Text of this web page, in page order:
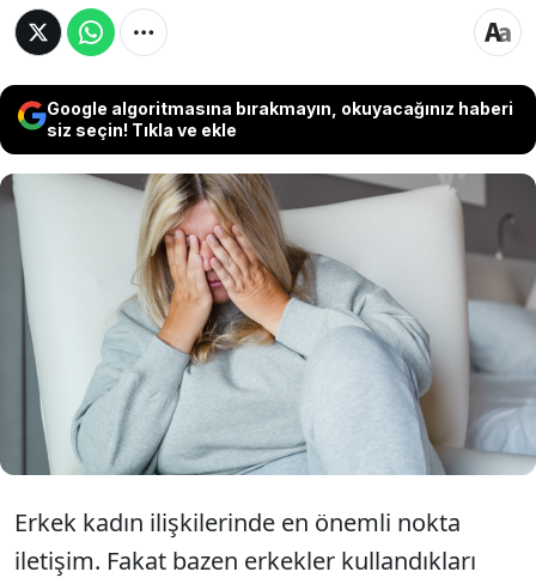
Google algoritmasına bırakmayın, okuyacağınız haberi
siz seçin! Tıkla ve ekle
Samimiyet ve empati bekleyen kadınlar bu 5
cümleyi kuran erkeklerden ışık hızıyla
soğuyabiliyor. Çünkü bu cümleleri kırıcı ve
anlayışsız buluyor...İşte kadınlara karşı
kullanmamanız gereken 5 cümle
Erkek kadın ilişkilerinde en önemli nokta
iletişim. Fakat bazen erkekler kullandıkları